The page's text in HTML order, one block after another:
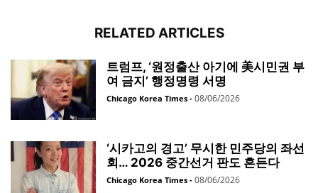
RELATED ARTICLES
트럼프, ‘원정출산 아기에 美시민권 부
여 금지’ 행정명령 서명
Chicago Korea Times - 08/06/2026
‘시카고의 경고’ 무시한 민주당의 좌선
회… 2026 중간선거 판도 흔든다
Chicago Korea Times - 08/06/2026